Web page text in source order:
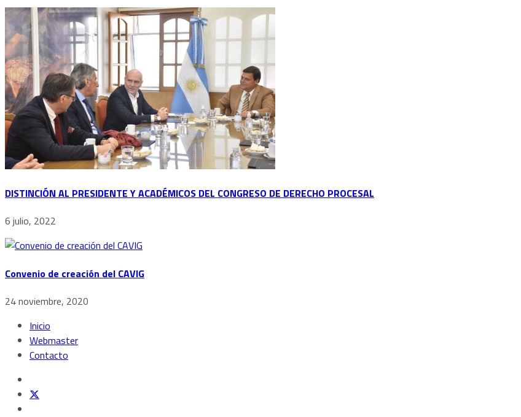
DISTINCIÓN AL PRESIDENTE Y ACADÉMICOS DEL CONGRESO DE DERECHO PROCESAL
6 julio, 2022
Convenio de creación del CAVIG
24 noviembre, 2020
Inicio
Webmaster
Contacto